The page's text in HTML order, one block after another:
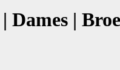
Dames |